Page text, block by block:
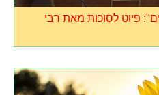
פיוט לסוכות מאת רבי